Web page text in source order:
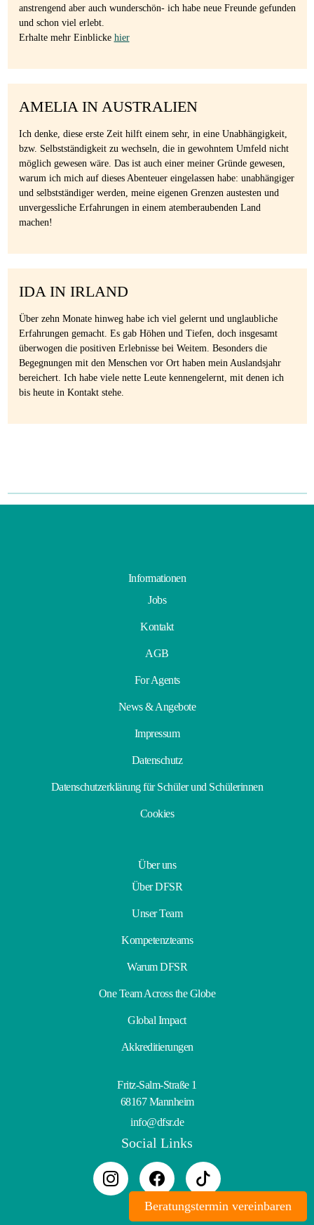
anstrengend aber auch wunderschön- ich habe neue Freunde gefunden
und schon viel erlebt.
Erhalte mehr Einblicke hier
AMELIA IN AUSTRALIEN
Ich denke, diese erste Zeit hilft einem sehr, in eine Unabhängigkeit,
bzw. Selbstständigkeit zu wechseln, die in gewohntem Umfeld nicht
möglich gewesen wäre. Das ist auch einer meiner Gründe gewesen,
warum ich mich auf dieses Abenteuer eingelassen habe: unabhängiger
und selbstständiger werden, meine eigenen Grenzen austesten und
unvergessliche Erfahrungen in einem atemberaubenden Land
machen!
IDA IN IRLAND
Über zehn Monate hinweg habe ich viel gelernt und unglaubliche
Erfahrungen gemacht. Es gab Höhen und Tiefen, doch insgesamt
überwogen die positiven Erlebnisse bei Weitem. Besonders die
Begegnungen mit den Menschen vor Ort haben mein Auslandsjahr
bereichert. Ich habe viele nette Leute kennengelernt, mit denen ich
bis heute in Kontakt stehe.
Informationen
Jobs
Kontakt
AGB
For Agents
News & Angebote
Impressum
Datenschutz
Datenschutzerklärung für Schüler und Schülerinnen
Cookies
Über uns
Über DFSR
Unser Team
Kompetenzteams
Warum DFSR
One Team Across the Globe
Global Impact
Akkreditierungen
Fritz-Salm-Straße 1
68167 Mannheim
info@dfsr.de
Social Links
Beratungstermin vereinbaren